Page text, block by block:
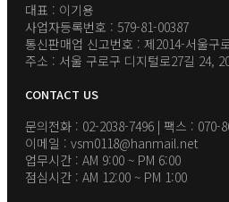
대표 : 이기용
사업자등록번호 : 579-81-00387
통신판매업 신고번호 : 제2014-서울구
주소 : 서울 구로구 디지털로27길 24,
CONTACT US
문의전화 : 02-2038-7496 | 팩스 : 070-
이메일 : vsm0118@hanmail.net
업무시간 : AM 9:00 ~ PM 6:00
점심시간 : AM 12:00 ~ PM 1:00